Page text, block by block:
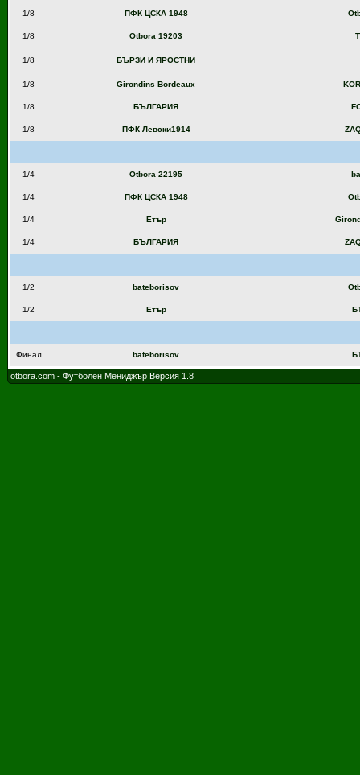
1/8 ПФК ЦСКА 1948
1/8 Otbora 19203
1/8 БЪРЗИ И ЯРОСТНИ
1/8 Girondins Bordeaux
1/8 БЪЛГАРИЯ
1/8 ПФК Левски1914
1/4 Otbora 22195
1/4 ПФК ЦСКА 1948
1/4 Етър
1/4 БЪЛГАРИЯ
1/2 bateborisov
1/2 Етър
Финал bateborisov
otbora.com - Футболен Мениджър Версия 1.8